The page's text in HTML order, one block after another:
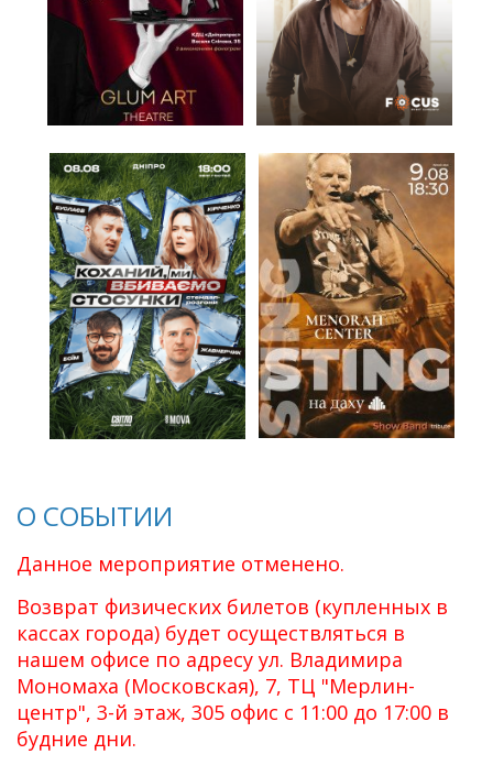
О СОБЫТИИ
Данное мероприятие отменено.
Возврат физических билетов (купленных в
кассах города) будет осуществляться в
нашем офисе по адресу ул. Владимира
Мономаха (Московская), 7, ТЦ "Мерлин-
центр", 3-й этаж, 305 офис с 11:00 до 17:00 в
будние дни.